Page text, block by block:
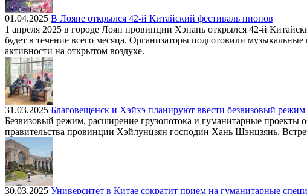
01.04.2025 В Лояне открылся 42-й Китайский фестиваль пионов
1 апреля 2025 в городе Лоян провинции Хэнань открылся 42-й
будет в течение всего месяца. Организаторы подготовили
активности на открытом воздухе.
31.03.2025 Благовещенск и Хэйхэ планируют ввести безвизовый режим
Безвизовый режим, расширение грузопотока и гуманитарные проекты
правительства провинции Хэйлунцзян господин Хань Шэнцзянь.
30.03.2025 Университет в Китае сократит прием на гуманитарные